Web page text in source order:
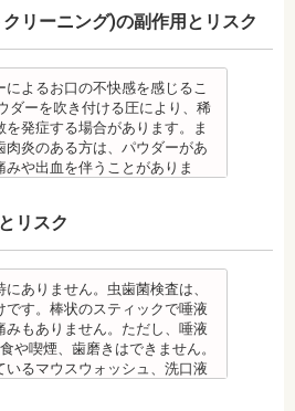
に噛めなくなることがありま
など、装置に引っかかるものが
ともあります。
あります。その際は歯科医師
。
が、矯正装置にかなりのストレ
もいます。
着するため、食べかすが詰ま
ん。）
生すると一旦、装置を取り外し
する場合もあります。
できる矯正装置や補助装置の
なかったり、定期的な来院がで
合は、治療期間が延びる可能性
、骨の硬さ、歯のかたちの場合
があります。
が下がる場合（歯肉退縮）が
（せっし：上下前歯各4本）、歯
様の場合、発症する事がありま
期間が数年かかることがありま
に噛めなくなります。また、ガ
っかかるものが食べられなく
。
なりのストレスを受ける患者さ
着するため、食べかすが詰ま
病を招きやすくなります。（矯
箇所の虫歯治療は、基本的に矯
ません。）
生すると一旦、装置を取り外し
ない場合もあります。
肩のこり、強い倦怠感、吐き
訴が起こる場合がありますの
止め等、歯科医師の指示のもと
ます。
見た目に個人差が大きくあらわ
、歯科医師との見解の相違も起
師とよくご相談ください。
、歯の根が短くなる「歯根吸
動きを妨げる癖があった場
生など、治療計画よりも治療
があります。
肉が下がる場合（歯肉退縮）が
せっし：上下前歯各4本）、歯
様の場合、発症する事がありま
期間が数年かかることがありま
学）
勤講師
苑理事
命歯学部卒業
病院にて研修
歯石が多い人、広範囲に歯石
われるのですが、高音が苦手な
要があります。
のように固くなって歯と歯の間
歯の隙間などにこびりついたも
部の近くにある歯に特に着きや
の前歯の裏側」や「上の奥歯
きますが、沈着したまま時間
なって歯周病を進行させてしま
石除去は、専門の機器を使用
ことができます。
歯周病の治療となり歯のぐらつ
臭などが改善できます。
リーニング)の副作用とリスク
よるお口の不快感を感じるこ
ダーを吹き付ける圧により、稀
を発症する場合があります。ま
肉炎のある方は、パウダーがあ
みや出血を伴うことがありま
ます。
外来性の着色は落としますが、
白くできません。歯自体を白く
トニングが有効です。 着色汚
再付着することもあります。継
、定期的な施術が必要です。
落とす審美目的として行われ
適用外となり自由診療となりま
リスク
ありません。虫歯菌検査は、
です。棒状のスティックで唾液
みもありません。ただし、唾液
や喫煙、歯磨きはできません。
いるマウスウォッシュ、洗口液